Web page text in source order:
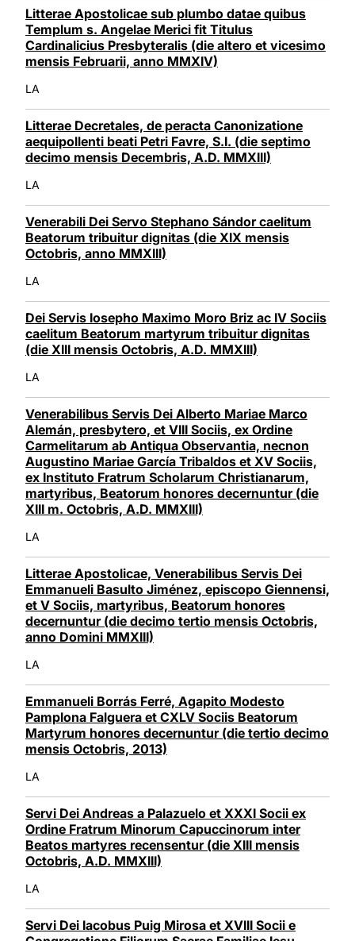
Litterae Apostolicae sub plumbo datae quibus
Templum s. Angelae Merici fit Titulus
Cardinalicius Presbyteralis (die altero et vicesimo
mensis Februarii, anno MMXIV)
LA
Litterae Decretales, de peracta Canonizatione
aequipollenti beati Petri Favre, S.I. (die septimo
decimo mensis Decembris, A.D. MMXIII)
LA
Venerabili Dei Servo Stephano Sándor caelitum
Beatorum tribuitur dignitas (die XIX mensis
Octobris, anno MMXIII)
LA
Dei Servis Iosepho Maximo Moro Briz ac IV Sociis
caelitum Beatorum martyrum tribuitur dignitas
(die XIII mensis Octobris, A.D. MMXIII)
LA
Venerabilibus Servis Dei Alberto Mariae Marco
Alemán, presbytero, et VIII Sociis, ex Ordine
Carmelitarum ab Antiqua Observantia, necnon
Augustino Mariae García Tribaldos et XV Sociis,
ex Instituto Fratrum Scholarum Christianarum,
martyribus, Beatorum honores decernuntur (die
XIII m. Octobris, A.D. MMXIII)
LA
Litterae Apostolicae, Venerabilibus Servis Dei
Emmanueli Basulto Jiménez, episcopo Giennensi,
et V Sociis, martyribus, Beatorum honores
decernuntur (die decimo tertio mensis Octobris,
anno Domini MMXIII)
LA
Emmanueli Borrás Ferré, Agapito Modesto
Pamplona Falguera et CXLV Sociis Beatorum
Martyrum honores decernuntur (die tertio decimo
mensis Octobris, 2013)
LA
Servi Dei Andreas a Palazuelo et XXXI Socii ex
Ordine Fratrum Minorum Capuccinorum inter
Beatos martyres recensentur (die XIII mensis
Octobris, A.D. MMXIII)
LA
Servi Dei Iacobus Puig Mirosa et XVIII Socii e